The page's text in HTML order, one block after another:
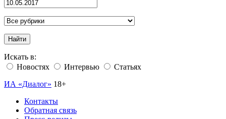
Найти
Искать в:
Новостях
Интервью
Статьях
ИА «Диалог» 18+
Контакты
Обратная связь